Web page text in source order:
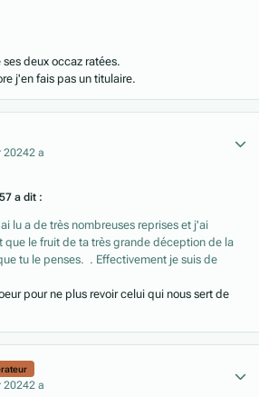
deux occaz ratées.
j'en fais pas un titulaire.
20242 a
a dit :
lu a de très nombreuses reprises et j'ai
le fruit de ta très grande déception de la
tu le penses. . Effectivement je suis de
pour ne plus revoir celui qui nous sert de
20242 a